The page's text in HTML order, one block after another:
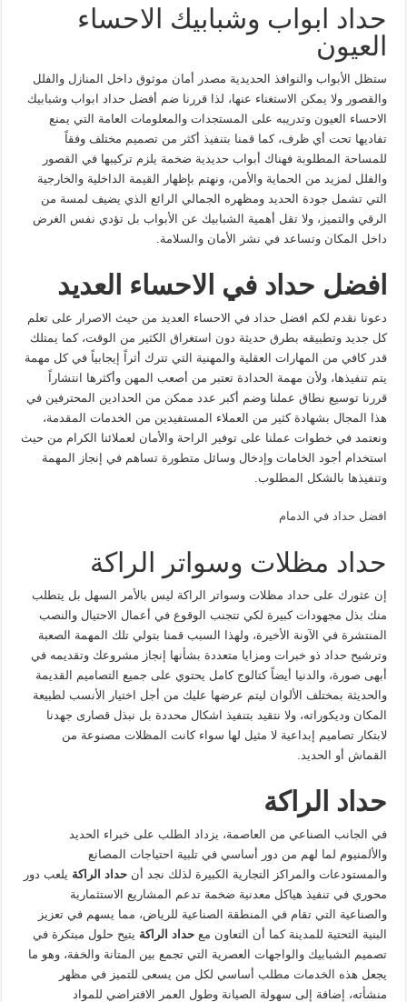
حداد ابواب وشبابيك الاحساء
العيون
ستظل الأبواب والنوافذ الحديدية مصدر أمان موثوق داخل المنازل والفلل
والقصور ولا يمكن الاستغناء عنها، لذا قررنا ضم أفضل حداد ابواب وشبابيك
الاحساء العيون وتدريبه على المستجدات والمعلومات العامة التي يمنع
تفاديها تحت أي ظرف، كما قمنا بتنفيذ أكثر من تصميم مختلف وفقاً
للمساحة المطلوبة فهناك أبواب حديدية ضخمة يلزم تركيبها في القصور
والفلل لمزيد من الحماية والأمن، ونهتم بإظهار القيمة الداخلية والخارجية
التي تشمل جودة الحديد ومظهره الجمالي الرائع الذي يضيف لمسة من
الرقي والتميز، ولا تقل أهمية الشبابيك عن الأبواب بل تؤدي نفس الغرض
داخل المكان وتساعد في نشر الأمان والسلامة.
افضل حداد في الاحساء العديد
دعونا نقدم لكم افضل حداد في الاحساء العديد من حيث الاصرار على تعلم
كل جديد وتطبيقه بطرق حديثة دون استغراق الكثير من الوقت، كما يمتلك
قدر كافي من المهارات العقلية والمهنية التي تترك أثراً إيجابياً في كل مهمة
يتم تنفيذها، ولأن مهمة الحدادة تعتبر من أصعب المهن وأكثرها انتشاراً
قررنا توسيع نطاق عملنا وضم أكبر عدد ممكن من الحدادين المحترفين في
هذا المجال بشهادة كثير من العملاء المستفيدين من الخدمات المقدمة،
ونعتمد في خطوات عملنا على توفير الراحة والأمان لعملائنا الكرام من حيث
استخدام أجود الخامات وإدخال وسائل متطورة تساهم في إنجاز المهمة
وتنفيذها بالشكل المطلوب.
افضل حداد في الدمام
حداد مظلات وسواتر الراكة
إن عثورك على حداد مظلات وسواتر الراكة ليس بالأمر السهل بل يتطلب
منك بذل مجهودات كبيرة لكي تتجنب الوقوع في أعمال الاحتيال والنصب
المنتشرة في الآونة الأخيرة، ولهذا السبب قمنا بتولي تلك المهمة الصعبة
وترشيح حداد ذو خبرات ومزايا متعددة بشأنها إنجاز مشروعك وتقديمه في
أبهى صورة، والدنيا أيضاً كتالوج كامل يحتوي على جميع التصاميم القديمة
والحديثة بمختلف الألوان ليتم عرضها عليك من أجل اختيار الأنسب لطبيعة
المكان وديكوراته، ولا نتقيد بتنفيذ اشكال محددة بل نبذل قصارى جهدنا
لابتكار تصاميم إبداعية لا مثيل لها سواء كانت المظلات مصنوعة من
القماش أو الحديد.
حداد الراكة
في الجانب الصناعي من العاصمة، يزداد الطلب على خبراء الحديد
والألمنيوم لما لهم من دور أساسي في تلبية احتياجات المصانع
والمستودعات والمراكز التجارية الكبيرة لذلك نجد أنحداد الراكة يلعب دور
محوري في تنفيذ هياكل معدنية ضخمة تدعم المشاريع الاستثمارية
والصناعية التي تقام في المنطقة الصناعية للرياض، مما يسهم في تعزيز
البنية التحتية للمدينة كما أن التعاون معحداد الراكة يتيح حلول مبتكرة في
تصميم الشبابيك والواجهات العصرية التي تجمع بين المتانة والخفة، وهو ما
يجعل هذه الخدمات مطلب أساسي لكل من يسعى للتميز في مظهر
منشأته، إضافة إلى سهولة الصيانة وطول العمر الافتراضي للمواد